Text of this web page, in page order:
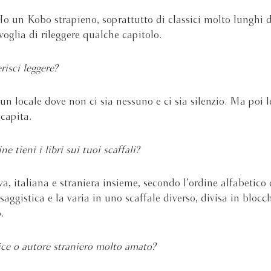
un Kobo strapieno, soprattutto di classici molto lunghi
di rileggere qualche capitolo.
leggere?
locale dove non ci sia nessuno e ci sia silenzio. Ma poi
tieni i libri sui tuoi scaffali?
italiana e straniera insieme, secondo l’ordine alfabetico
e la varia in uno scaffale diverso, divisa in
o autore straniero molto amato?